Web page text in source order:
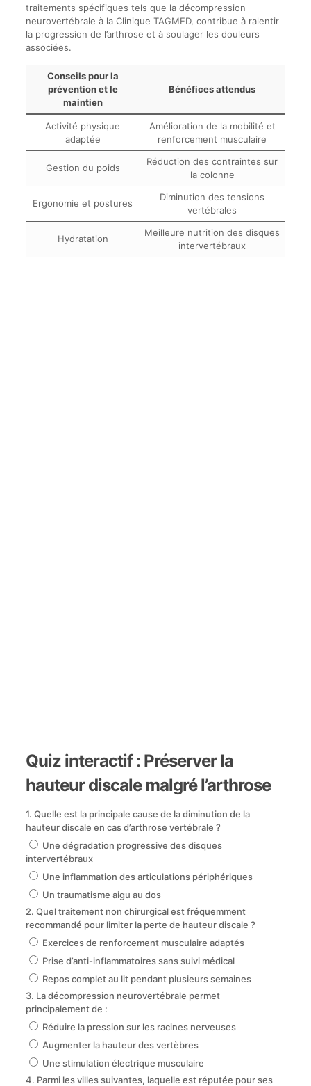
traitements spécifiques tels que la décompression
neurovertébrale à la Clinique TAGMED, contribue à ralentir
la progression de l’arthrose et à soulager les douleurs
associées.
Conseils pour la
prévention et le
maintien
Bénéfices attendus
Activité physique
adaptée
Amélioration de la mobilité et
renforcement musculaire
Gestion du poids
Réduction des contraintes sur
la colonne
Ergonomie et postures
Diminution des tensions
vertébrales
Hydratation
Meilleure nutrition des disques
intervertébraux
Quiz interactif : Préserver la
hauteur discale malgré l’arthrose
1. Quelle est la principale cause de la diminution de la
hauteur discale en cas d’arthrose vertébrale ?
Une dégradation progressive des disques
intervertébraux
Une inflammation des articulations périphériques
Un traumatisme aigu au dos
2. Quel traitement non chirurgical est fréquemment
recommandé pour limiter la perte de hauteur discale ?
Exercices de renforcement musculaire adaptés
Prise d’anti-inflammatoires sans suivi médical
Repos complet au lit pendant plusieurs semaines
3. La décompression neurovertébrale permet
principalement de :
Réduire la pression sur les racines nerveuses
Augmenter la hauteur des vertèbres
Une stimulation électrique musculaire
4. Parmi les villes suivantes, laquelle est réputée pour ses